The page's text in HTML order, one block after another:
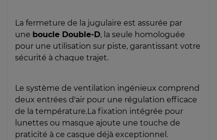
La fermeture de la jugulaire est assurée par
une boucle Double-D, la seule homologuée
pour une utilisation sur piste, garantissant votre
sécurité à chaque trajet.
Le système de ventilation ingénieux comprend
deux entrées d'air pour une régulation efficace
de la température.La fixation intégrée pour
lunettes ou masque ajoute une touche de
praticité à ce casque déjà exceptionnel.